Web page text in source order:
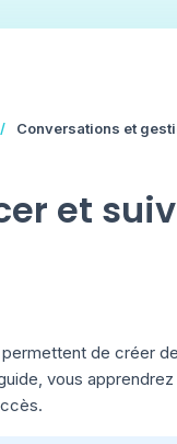
Conversations et
et
de créer
vous